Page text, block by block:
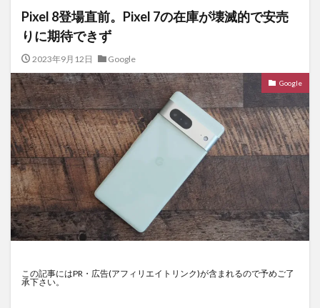
Pixel 8登場直前。Pixel 7の在庫が壊滅的で安売
りに期待できず
2023年9月12日 Google
Google
この記事にはPR・広告(アフィリエイトリンク)が含まれるので予めご了
承下さい。